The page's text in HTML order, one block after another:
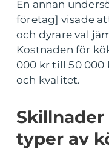
En annan
företag] visade
och dyrare val
Kostnaden för
000 kr till 50 000
och kvalitet.
typer av